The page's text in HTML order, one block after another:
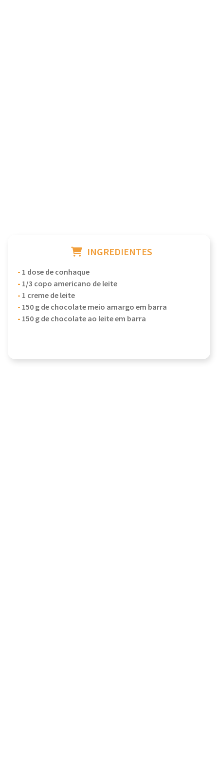
INGREDIENTES
- 1 dose de conhaque
- 1/3 copo americano de leite
- 1 creme de leite
- 150 g de chocolate meio amargo em barra
- 150 g de chocolate ao leite em barra